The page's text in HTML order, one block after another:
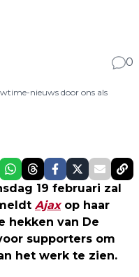
0
nieuws door ons als
19 februari zal
Ajaxop haar
hekken van De
supporters om
het werk te zien.